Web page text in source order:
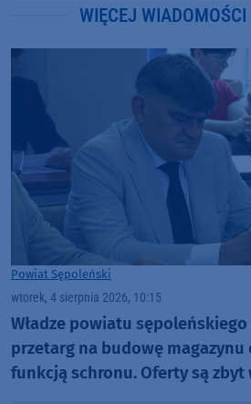
WIĘCEJ WIADOMOŚCI
Powiat Sępoleński
wtorek, 4 sierpnia 2026, 10:15
Władze powiatu sępoleńskiego
przetarg na budowę
funkcją schronu. Oferty są zbyt